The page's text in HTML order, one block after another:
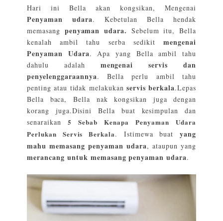
Hari ini Bella akan kongsikan, Mengenai
Penyaman udara. Kebetulan Bella hendak
memasang penyaman udara. Sebelum itu, Bella
kenalah ambil tahu serba sedikitmengenai
Penyaman Udara. Apa yang Bella ambil tahu
dahulu adalah mengenai servis dan
penyelenggaraannya. Bella perlu ambil tahu
penting atau tidak melakukan servis berkala.Lepas
Bella baca, Bella nak kongsikan juga dengan
korang juga.Disini Bella buat kesimpulan dan
senaraikan 5 Sebab Kenapa Penyaman Udara
Perlukan Servis Berkala. Istimewa buatyang
mahu memasang penyaman udara, ataupun yang
merancang untuk memasang penyaman udara.